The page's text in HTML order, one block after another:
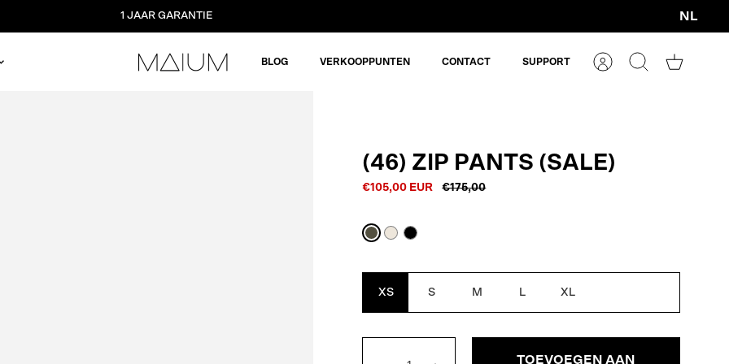
1 JAAR GARANTIE
Valuta
NL
BLOG VERKOOPPUNTEN CONTACT SUPPORT
AccountZoeken
(46) ZIP PANTS (SALE)
€105,00 EUR €175,00
ArmyOff Black
XS S M L XL
TOEVOEGEN AAN